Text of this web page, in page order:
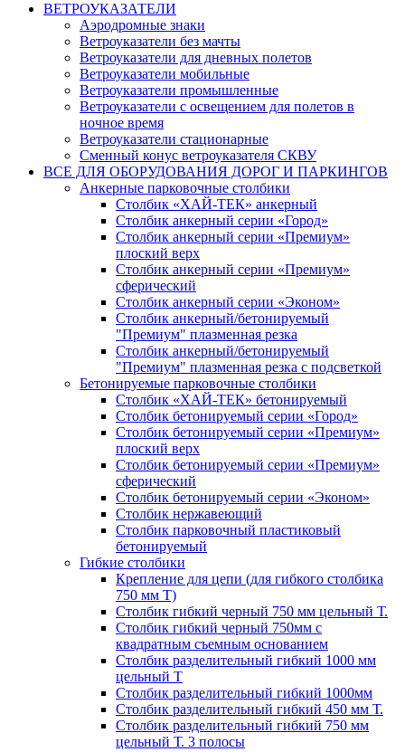
ВЕТРОУКАЗАТЕЛИ
Аэродромные знаки
Ветроуказатели без мачты
Ветроуказатели для дневных полетов
Ветроуказатели мобильные
Ветроуказатели промышленные
Ветроуказатели с освещением для полетов в
ночное время
Ветроуказатели стационарные
Сменный конус ветроуказателя СКВУ
ВСЕ ДЛЯ ОБОРУДОВАНИЯ ДОРОГ И ПАРКИНГОВ
Анкерные парковочные столбики
Столбик «ХАЙ-ТЕК» анкерный
Столбик анкерный серии «Город»
Столбик анкерный серии «Премиум»
плоский верх
Столбик анкерный серии «Премиум»
сферический
Столбик анкерный серии «Эконом»
Столбик анкерный/бетонируемый
"Премиум" плазменная резка
Столбик анкерный/бетонируемый
"Премиум" плазменная резка с подсветкой
Бетонируемые парковочные столбики
Столбик «ХАЙ-ТЕК» бетонируемый
Столбик бетонируемый серии «Город»
Столбик бетонируемый серии «Премиум»
плоский верх
Столбик бетонируемый серии «Премиум»
сферический
Столбик бетонируемый серии «Эконом»
Столбик нержавеющий
Столбик парковочный пластиковый
бетонируемый
Гибкие столбики
Крепление для цепи (для гибкого столбика
750 мм Т)
Столбик гибкий черный 750 мм цельный Т.
Столбик гибкий черный 750мм с
квадратным съемным основанием
Столбик разделительный гибкий 1000 мм
цельный Т
Столбик разделительный гибкий 1000мм
Столбик разделительный гибкий 450 мм Т.
Столбик разделительный гибкий 750 мм
цельный Т. 3 полосы